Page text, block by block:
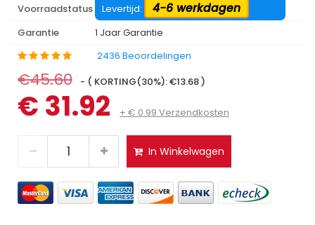
Voorraadstatus
Levertijd:
4-6 werkdagen
Garantie
1 Jaar Garantie
2436 Beoordelingen
€45.60 - ( KORTING(30%): €13.68 )
€ 31.92 + € 0.99 Verzendkosten
In Winkelwagen